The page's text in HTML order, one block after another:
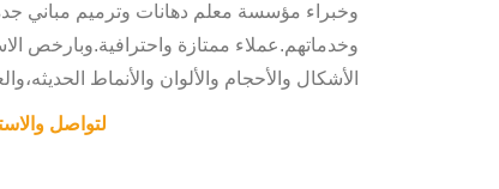
وخبراء مؤسسة معلم دهانات وترميم مباني
وخدماتهم.عملاء ممتازة واحترافية.وبارخص
الأشكال والأحجام والألوان والأنماط
لتواصل